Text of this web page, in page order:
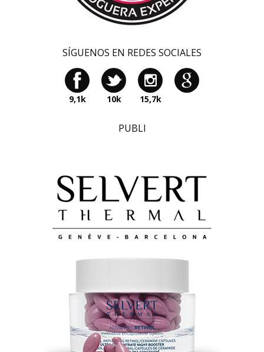
SÍGUENOS EN REDES SOCIALES
9,1k 10k 15,7k
PUBLI